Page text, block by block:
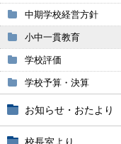
中期学校経営方針
小中一貫教育
学校評価
学校予算・決算
お知らせ・おたより